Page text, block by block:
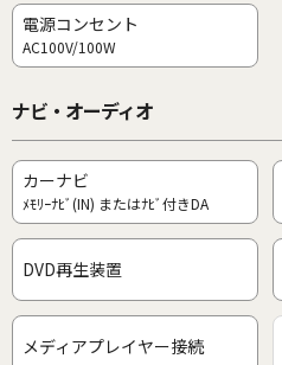
電源コンセント
AC100V/100W
ナビ・オーディオ
カーナビ
ﾒﾓﾘｰﾅﾋﾞ(IN) またはﾅﾋﾞ付きDA
DVD再生装置
メディアプレイヤー接続